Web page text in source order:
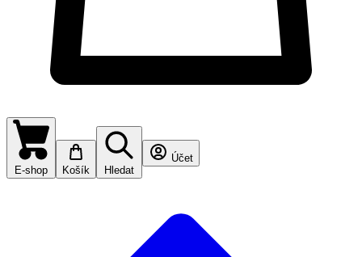
E-shop Košík Hledat
Účet